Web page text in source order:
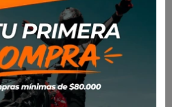
Steel Rack SW Motech Kawasaki Versys